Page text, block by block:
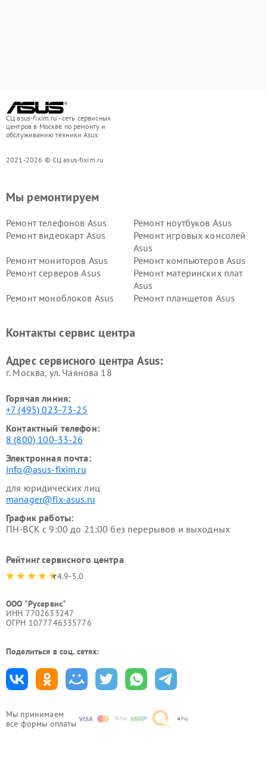
СЦ asus-fixim.ru - сеть сервисных
центров в Москве по ремонту и
обслуживанию техники Asus
2021-2026 © СЦ asus-fixim.ru
Мы принимаем
все формы оплаты
Мы ремонтируем
Ремонт телефонов Asus
Ремонт ноутбуков Asus
Ремонт видеокарт Asus
Ремонт игровых консолей
Asus
Ремонт мониторов Asus
Ремонт компьютеров Asus
Ремонт серверов Asus
Ремонт материнских плат
Asus
Ремонт моноблоков Asus
Ремонт планшетов Asus
Контакты сервис центра
Адрес сервисного центра Asus:
г. Москва, ул. Чаянова 18
Горячая линия:
+7 (495) 023-73-25
Контактный телефон:
8 (800) 100-33-26
Электронная почта:
info@asus-fixim.ru
для юридических лиц
manager@fix-asus.ru
График работы:
ПН-ВСК с 9:00 до 21:00 без перерывов и выходных
Рейтинг сервисного центра
4.9-5.0
ООО "Русервис"
ИНН 7702633247
ОГРН 1077746335776
Поделиться в соц. сетях: